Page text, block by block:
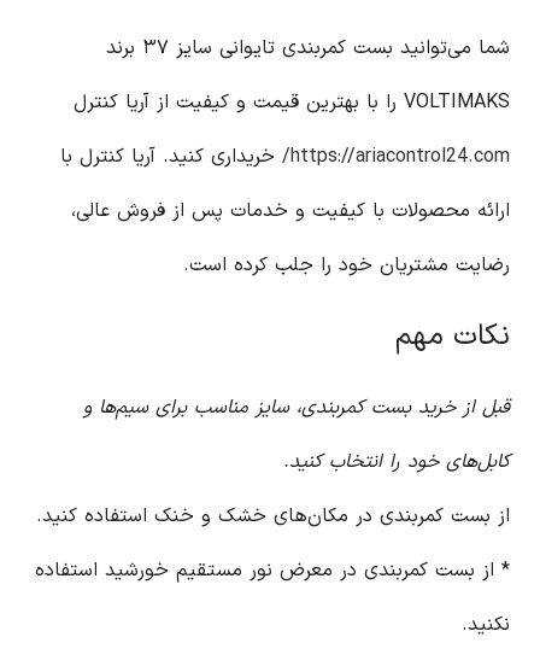
شما می‌توانید بست کمربندی تایوانی سایز ۳۷ برند
VOLTIMAKS را با بهترین قیمت و کیفیت از آریا کنترل
https://ariacontrol24.com/ خریداری کنید. آریا کنترل با
ارائه محصولات با کیفیت و خدمات پس از فروش عالی،
رضایت مشتریان خود را جلب کرده است.
نکات مهم
قبل از خرید بست کمربندی، سایز مناسب برای سیم‌ها و
کابل‌های خود را انتخاب کنید.
از بست کمربندی در مکان‌های خشک و خنک استفاده کنید.
* از بست کمربندی در معرض نور مستقیم خورشید استفاده
نکنید.